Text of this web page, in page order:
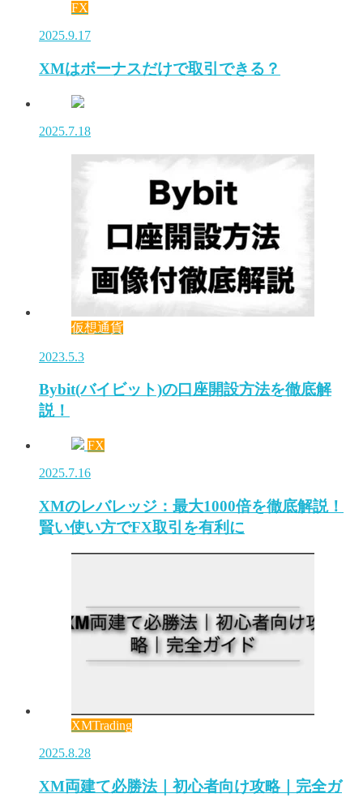
FX
2025.9.17
XMはボーナスだけで取引できる？
2025.7.18
仮想通貨
2023.5.3
Bybit(バイビット)の口座開設方法を徹底解
説！
FX
2025.7.16
XMのレバレッジ：最大1000倍を徹底解説！
賢い使い方でFX取引を有利に
XMTrading
2025.8.28
XM両建て必勝法｜初心者向け攻略｜完全ガ